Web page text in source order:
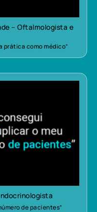
– Oftalmologista e
prática como médico”
de pacientes”